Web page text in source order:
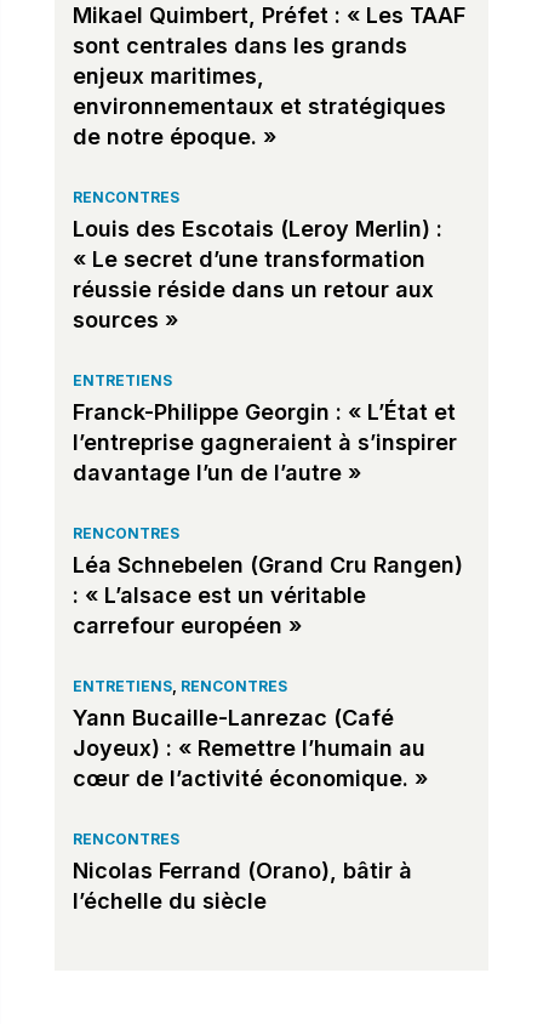
Mikael Quimbert, Préfet : « Les TAAF
sont centrales dans les grands
enjeux maritimes,
environnementaux et stratégiques
de notre époque. »
RENCONTRES
Louis des Escotais (Leroy Merlin) :
« Le secret d’une transformation
réussie réside dans un retour aux
sources »
ENTRETIENS
Franck-Philippe Georgin : « L’État et
l’entreprise gagneraient à s’inspirer
davantage l’un de l’autre »
RENCONTRES
Léa Schnebelen (Grand Cru Rangen)
: « L’alsace est un véritable
carrefour européen »
ENTRETIENS, RENCONTRES
Yann Bucaille-Lanrezac (Café
Joyeux) : « Remettre l’humain au
cœur de l’activité économique. »
RENCONTRES
Nicolas Ferrand (Orano), bâtir à
l’échelle du siècle